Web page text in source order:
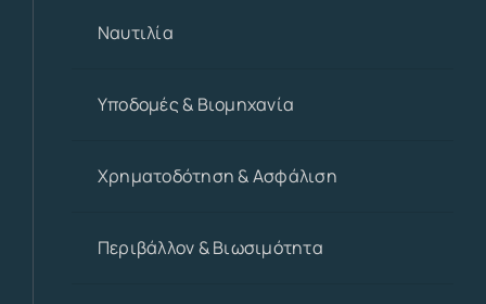
Ναυτιλία
Υποδομές & Βιομηχανία
Χρηματοδότηση & Ασφάλιση
Περιβάλλον & Βιωσιμότητα